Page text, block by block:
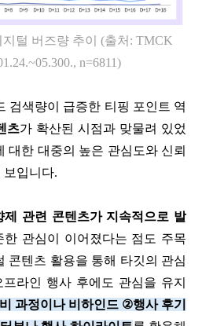
털 버즈량 추이 (출처 : TMCK
n=6811)
검색량이 급증한 티핑 포인트 역
츠가 확산된 시점과 맞물려 있었
대한 대중의 높은 관심도와 신뢰
보입니다.
제 관련 콘텐츠가 지속적으로 발
관심이 이어졌다는 점도 주목
콘텐츠 활용을 통해 타깃의 관심
프라인 행사 후에도 관심을 유지
과정이나 비하인드 ②행사 후기